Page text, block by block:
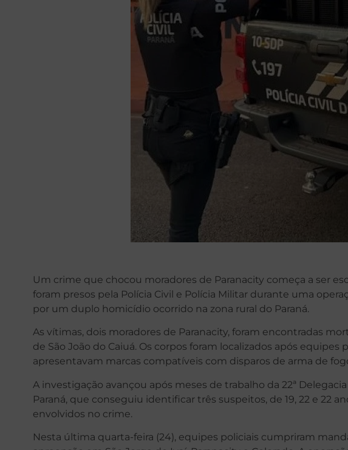
Um crime que chocou moradores de Paranacity começa a ser
foram presos pela Polícia Civil e Polícia Militar durante uma
por um duplo homicídio ocorrido na zona rural do Paraná.
As vítimas, dois moradores de Paranacity, foram encontradas
de São João do Caiuá. Os corpos foram localizados após equipes
apresentavam marcas compatíveis com disparos de arma de
A investigação avançou após meses de trabalho da 22ª
Paraná, que conseguiu identificar três suspeitos, de 19, 22 e 22
envolvidos no crime.
Nesta última quarta-feira (24), equipes policiais cumpriram